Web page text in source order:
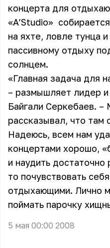
концерта для
«A’Studio»
на яхте, ловле тунца
пассивному отдыху
солнцем.
«Главная задача для
– размышляет лидер
Байгали Серкебаев. –
рассказывал, что там
Надеюсь, всем нам
концертами хорошо,
и наудить
то почувствовать
отдыхающими. Лично
поймать парочку
5 мая 00:00 2008